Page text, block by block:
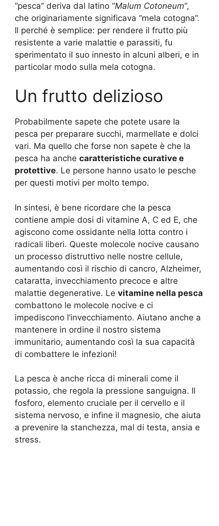
“pesca” deriva dal latino “Malum Cotoneum“,
che originariamente significava “mela cotogna”.
Il perché è semplice: per rendere il frutto più
resistente a varie malattie e parassiti, fu
sperimentato il suo innesto in alcuni alberi, e in
particolar modo sulla mela cotogna.
Un frutto delizioso
Probabilmente sapete che potete usare la
pesca per preparare succhi, marmellate e dolci
vari. Ma quello che forse non sapete è che la
pesca ha anche caratteristiche curative e
protettive. Le persone hanno usato le pesche
per questi motivi per molto tempo.
In sintesi, è bene ricordare che la pesca
contiene ampie dosi di vitamine A, C ed E, che
agiscono come ossidante nella lotta contro i
radicali liberi. Queste molecole nocive causano
un processo distruttivo nelle nostre cellule,
aumentando così il rischio di cancro, Alzheimer,
cataratta, invecchiamento precoce e altre
malattie degenerative. Le vitamine nella pesca
combattono le molecole nocive e ci
impediscono l’invecchiamento. Aiutano anche a
mantenere in ordine il nostro sistema
immunitario, aumentando così la sua capacità
di combattere le infezioni!
La pesca è anche ricca di minerali come il
potassio, che regola la pressione sanguigna. Il
fosforo, elemento cruciale per il cervello e il
sistema nervoso, e infine il magnesio, che aiuta
a prevenire la stanchezza, mal di testa, ansia e
stress.